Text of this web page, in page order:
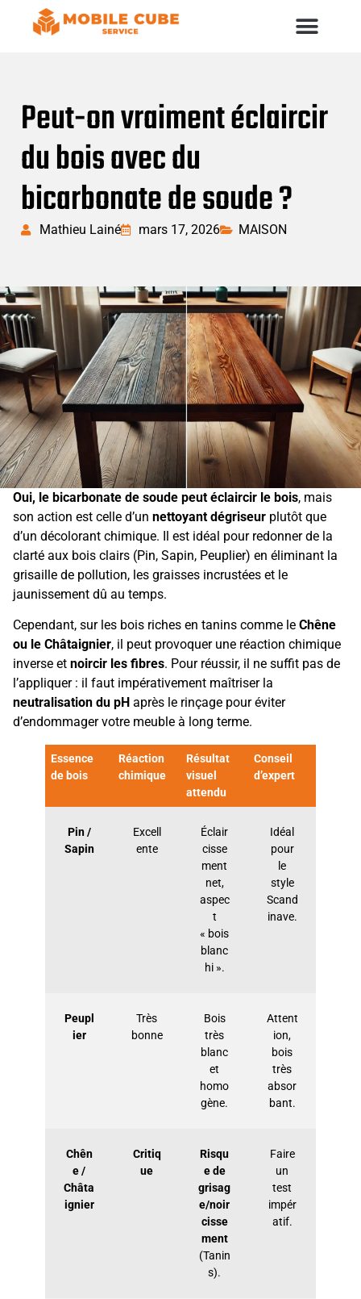
Peut-on vraiment éclaircir
du bois avec du
bicarbonate de soude ?
Mathieu Lainé mars 17, 2026 MAISON
Oui, le bicarbonate de soude peut éclaircir le bois, mais
son action est celle d’un nettoyant dégriseur plutôt que
d’un décolorant chimique. Il est idéal pour redonner de la
clarté aux bois clairs (Pin, Sapin, Peuplier) en éliminant la
grisaille de pollution, les graisses incrustées et le
jaunissement dû au temps.
Cependant, sur les bois riches en tanins comme le Chêne
ou le Châtaignier, il peut provoquer une réaction chimique
inverse et noircir les fibres. Pour réussir, il ne suffit pas de
l’appliquer : il faut impérativement maîtriser la
neutralisation du pH après le rinçage pour éviter
d’endommager votre meuble à long terme.
Essence
de bois
Réaction
chimique
Résultat
visuel
attendu
Conseil
d’expert
Pin /
Sapin
Excell
ente
Éclair
cisse
ment
net,
aspec
t
« bois
blanc
hi ».
Idéal
pour
le
style
Scand
inave.
Peupl
ier
Très
bonne
Bois
très
blanc
et
homo
gène.
Attent
ion,
bois
très
absor
bant.
Chên
e /
Châta
ignier
Critiq
ue
Risqu
e de
grisag
e/noir
cisse
ment
(Tanin
s).
Faire
un
test
impér
atif.